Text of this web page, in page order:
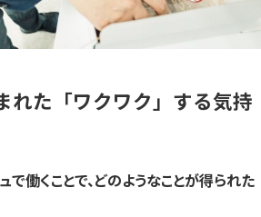
れた「ワクワク」する気持
で働くことで、どのようなことが得られた